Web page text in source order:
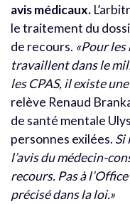
avis médicaux.
le traitement du
de recours. «Pour
travaillent dans le
les CPAS, il existe
relève Renaud
de santé mentale
personnes exilées. Si
l’avis du médecin-
recours. Pas à
précisé dans la loi.»